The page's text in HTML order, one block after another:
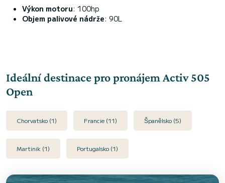
Výkon motoru: 100hp
Objem palivové nádrže: 90L
Ideální destinace pro pronájem Activ 505
Open
Chorvatsko (1) Francie (11) Španělsko (5)
Martinik (1) Portugalsko (1)